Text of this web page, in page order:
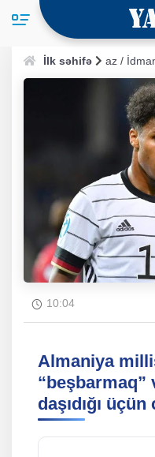
İlk səhifə az /
10:04
Almaniya
“beşbarmaq”
daşıdığı